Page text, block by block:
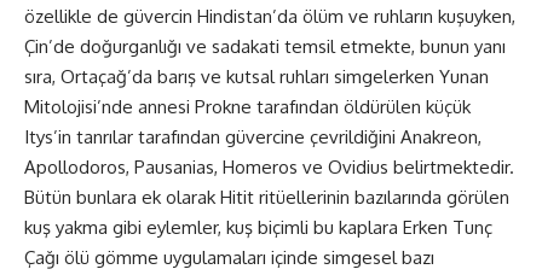
özellikle de güvercin Hindistan’da ölüm ve ruhların kuşuyken,
Çin’de doğurganlığı ve sadakati temsil etmekte, bunun yanı
sıra, Ortaçağ’da barış ve kutsal ruhları simgelerken Yunan
Mitolojisi’nde annesi Prokne tarafından öldürülen küçük
Itys’in tanrılar tarafından güvercine çevrildiğini Anakreon,
Apollodoros, Pausanias, Homeros ve Ovidius belirtmektedir.
Bütün bunlara ek olarak Hitit ritüellerinin bazılarında görülen
kuş yakma gibi eylemler, kuş biçimli bu kaplara Erken Tunç
Çağı ölü gömme uygulamaları içinde simgesel bazı